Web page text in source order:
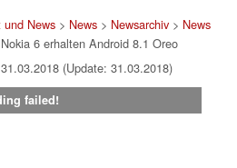
und News> News> Newsarchiv> News
6 erhalten Android 8.1 Oreo
(Update: 31.03.2018)
failed!